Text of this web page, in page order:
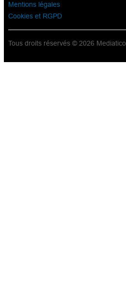
Mentions légales
Cookies et RGPD
Tous droits réservés © 2026 Mediatico